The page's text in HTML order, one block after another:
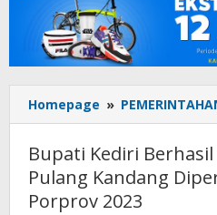
Homepage »
Bupati Kediri
Pulang Kandang
Porprov 2023